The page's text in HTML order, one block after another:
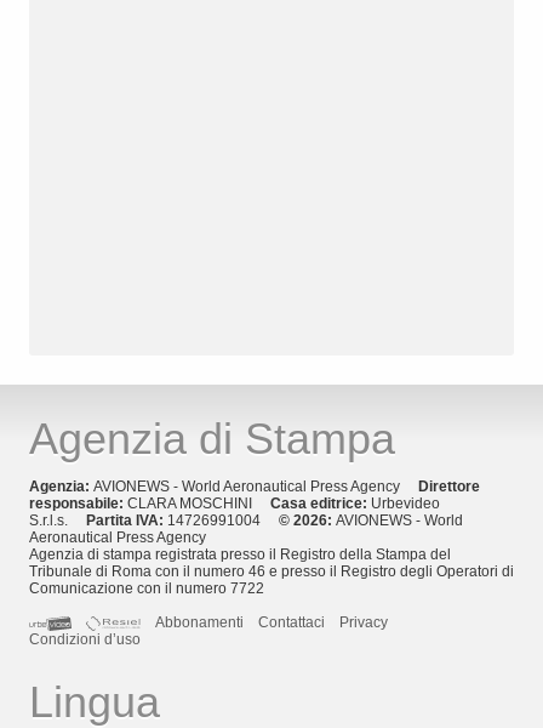
Agenzia di Stampa
Agenzia: AVIONEWS - World Aeronautical Press Agency Direttore
responsabile: CLARA MOSCHINI Casa editrice: Urbevideo
S.r.l.s. Partita IVA: 14726991004 © 2026: AVIONEWS - World
Aeronautical Press Agency
Agenzia di stampa registrata presso il Registro della Stampa del
Tribunale di Roma con il numero 46 e presso il Registro degli Operatori di
Comunicazione con il numero 7722
Abbonamenti
Contattaci
Privacy
Condizioni d’uso
Lingua